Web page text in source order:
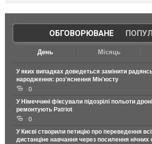
ОБГОВОРЮВАНЕ|
День Місяць
У яких випадках доведеться замінити
народження: роз'яснення Мін'юсту
0
У Німеччині фіксували підозрілі польоти
ремонтують Patriot
0
У Києві створили петицію про переведення
дистанціне навчання через посилення нічних